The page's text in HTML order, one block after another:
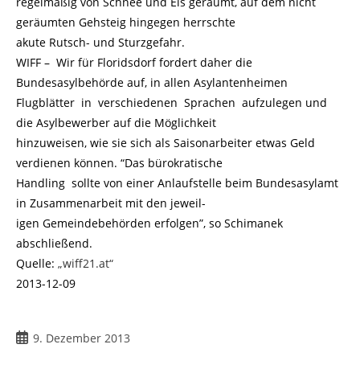
geräumten Gehsteig hingegen herrschte
akute Rutsch- und Sturzgefahr.
WIFF – Wir für Floridsdorf fordert daher die
Bundesasylbehörde auf, in allen Asylantenheimen
Flugblätter in verschiedenen Sprachen aufzulegen und
die Asylbewerber auf die Möglichkeit
hinzuweisen, wie sie sich als Saisonarbeiter etwas Geld
verdienen können. “Das bürokratische
Handling sollte von einer Anlaufstelle beim Bundesasylamt
in Zusammenarbeit mit den jeweil-
igen Gemeindebehörden erfolgen”, so Schimanek
abschließend.
Quelle: „wiff21.at“
2013-12-09
9. Dezember 2013